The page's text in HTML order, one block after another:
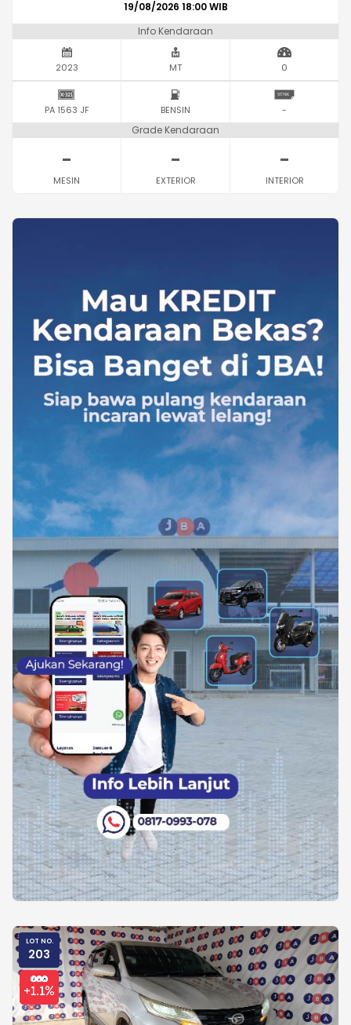
19/08/2026 18:00 WIB
Info Kendaraan
2023 MT 0
PA 1563 JF BENSIN -
Grade Kendaraan
-
MESIN
-
EXTERIOR
-
INTERIOR
LOT NO.
203